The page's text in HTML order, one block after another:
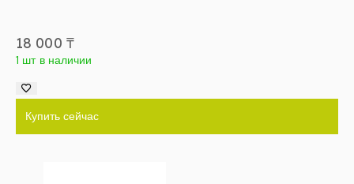
18 000 ₸
1 шт в наличии
Купить сейчас